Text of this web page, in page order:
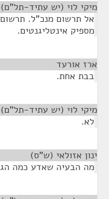
מיקי לוי (יש עתיד-תל"ם)
אל תרשום מנכ"ל.
מספיק אינטליגנטים.
ארז אורעד
בבת אחת.
מיקי לוי (יש עתיד-תל"ם)
לא.
ינון אזולאי (ש"ס)
מה הבעיה שאדע כמה